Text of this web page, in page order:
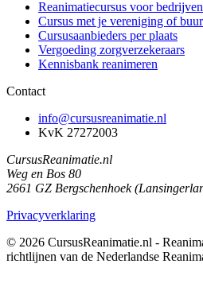
Reanimatiecursus voor bedrijven
Cursus met je vereniging of
Cursusaanbieders per plaats
Vergoeding zorgverzekeraars
Kennisbank reanimeren
Contact
info@cursusreanimatie.nl
KvK 27272003
CursusReanimatie.nl
Weg en Bos 80
2661 GZ Bergschenhoek
Privacyverklaring
© 2026 CursusReanimatie.nl -
richtlijnen van de Nederlandse